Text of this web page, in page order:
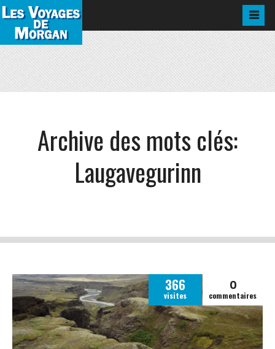
Archive des mots clés:
Laugavegurinn
366
visites
0
commentaires